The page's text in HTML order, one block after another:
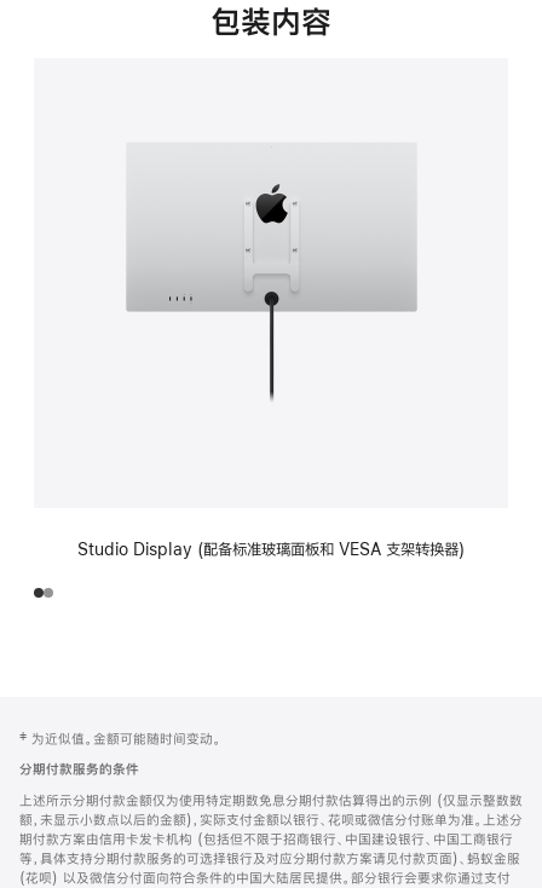
中
包装内容
Studio Display (配备标准玻璃面板和 VESA 支架转换器)
页
页
脚
注
‡ 为近似值。金额可能随时间变动。
分期付款服务的条件
上述所示分期付款金额仅为使用特定期数免息分期付款估算得出的示例 (仅显示整数数
额，未显示小数点以后的金额)，实际支付金额以银行、花呗或微信分付账单为准。上述分
期付款方案由信用卡发卡机构 (包括但不限于招商银行、中国建设银行、中国工商银行
等，具体支持分期付款服务的可选择银行及对应分期付款方案请见付款页面)、蚂蚁金服
(花呗) 以及微信分付面向符合条件的中国大陆居民提供。部分银行会要求你通过支付